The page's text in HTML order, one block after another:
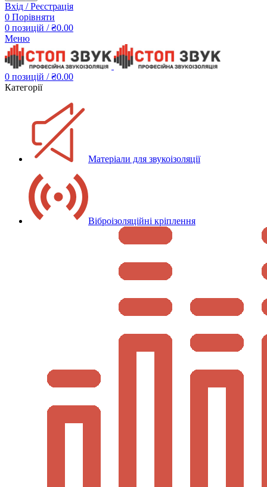
Вхід / Реєстрація
0 Порівняти
0 позицій / ₴0.00
Меню
0 позицій / ₴0.00
Категорії
Матеріали для звукоізоляції
Віброізоляційні кріплення